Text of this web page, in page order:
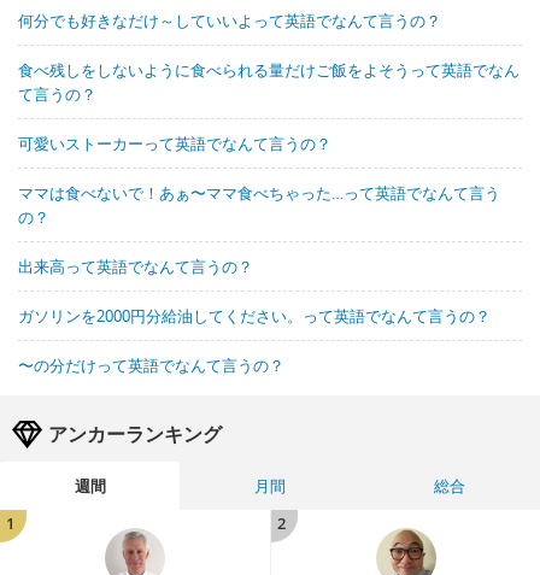
何分でも好きなだけ～していいよって英語でなんて言うの？
食べ残しをしないように食べられる量だけご飯をよそうって英語でなん
て言うの？
可愛いストーカーって英語でなんて言うの？
ママは食べないで！あぁ〜ママ食べちゃった…って英語でなんて言う
の？
出来高って英語でなんて言うの？
ガソリンを2000円分給油してください。って英語でなんて言うの？
〜の分だけって英語でなんて言うの？
アンカーランキング
週間 月間
総合
1
2